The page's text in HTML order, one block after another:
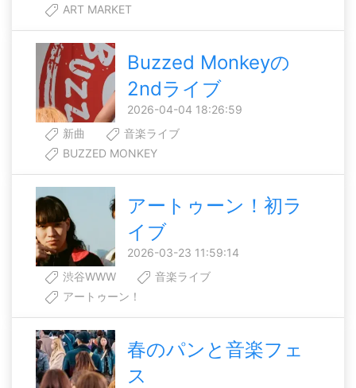
ART MARKET
Buzzed Monkeyの
2ndライブ
2026-04-04 18:26:59
新曲
音楽ライブ
BUZZED MONKEY
アートゥーン！初ラ
イブ
2026-03-23 11:59:14
渋谷WWW
音楽ライブ
アートゥーン！
春のパンと音楽フェ
ス